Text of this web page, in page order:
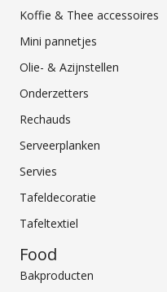
Koffie & Thee accessoires
Mini pannetjes
Olie- & Azijnstellen
Onderzetters
Rechauds
Serveerplanken
Servies
Tafeldecoratie
Tafeltextiel
Food
Bakproducten